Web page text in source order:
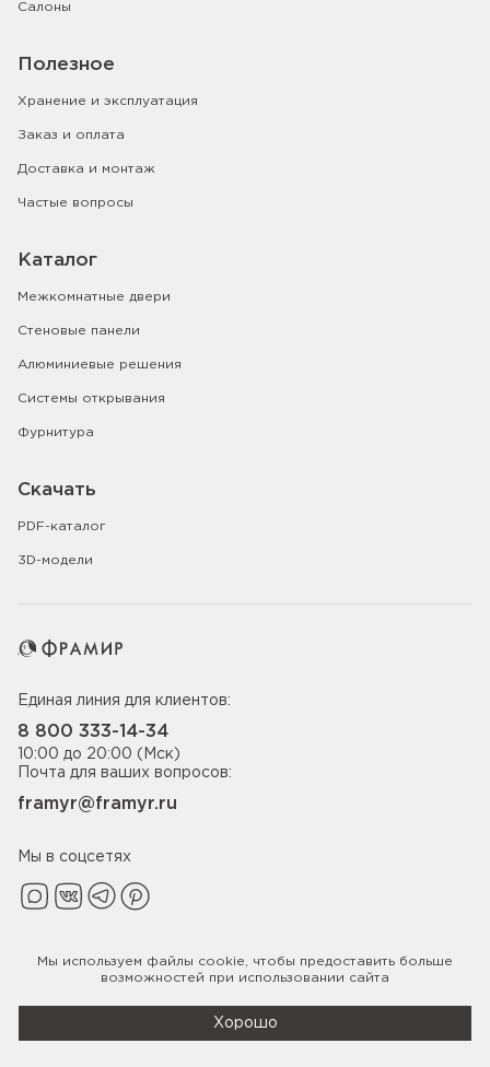
Салоны
Полезное
Хранение и эксплуатация
Заказ и оплата
Доставка и монтаж
Частые вопросы
Каталог
Межкомнатные двери
Стеновые панели
Алюминиевые решения
Системы открывания
Фурнитура
Скачать
PDF-каталог
3D-модели
Единая линия для клиентов:
8 800 333-14-34
10:00 до 20:00 (Мск)
Почта для ваших вопросов:
framyr@framyr.ru
Мы в соцсетях
Политика конфиденциальности
Мы используем файлы cookie , чтобы предоставить больше
возможностей при использовании сайта
Хорошо